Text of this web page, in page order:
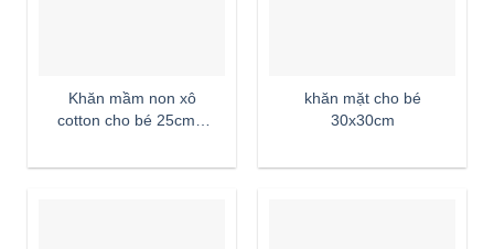
Khăn mầm non xô
cotton cho bé 25cm x
khăn mặt cho bé
30x30cm